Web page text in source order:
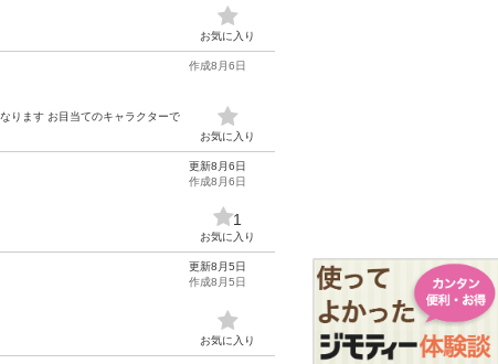
お気に入り
ります お目当てのキャラクターで
作成8月6日
お気に入り
更新8月6日
作成8月6日
1
お気に入り
更新8月5日
作成8月5日
お気に入り